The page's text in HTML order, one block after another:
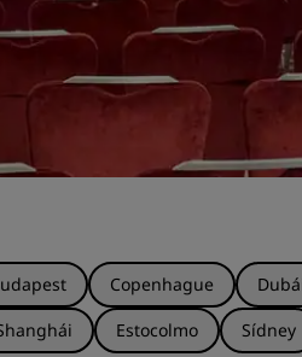
Copenhague
Estocolmo Sídney